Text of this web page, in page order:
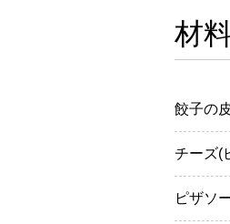
材
餃子の
チーズ(
ピザソ